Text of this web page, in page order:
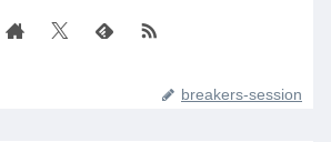
breakers-session